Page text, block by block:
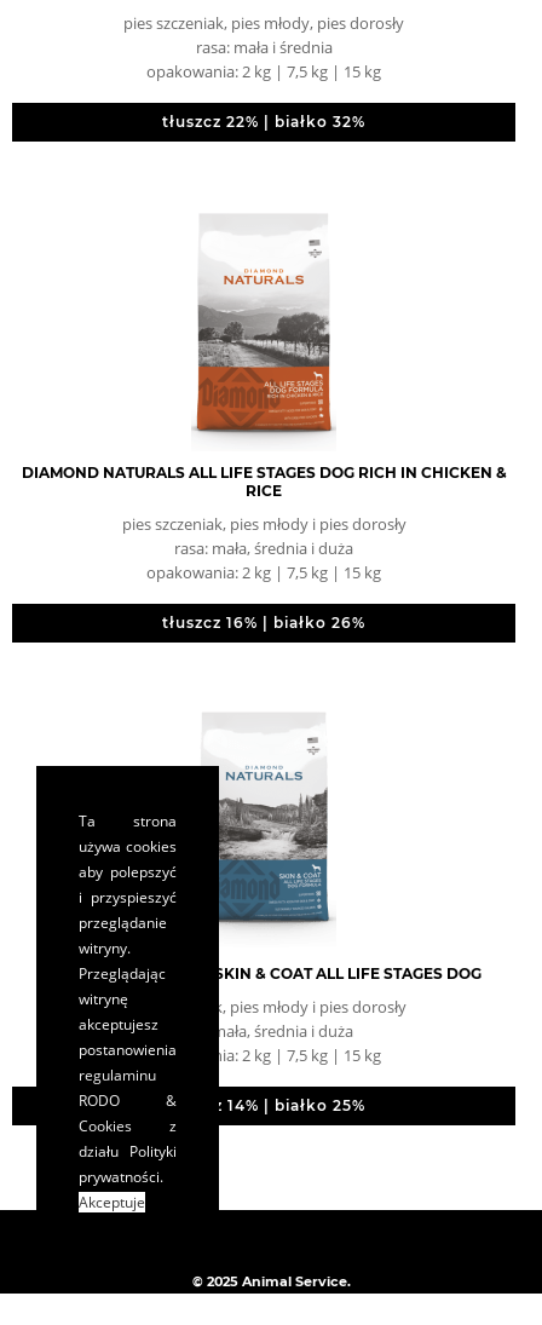
pies szczeniak, pies młody, pies dorosły
rasa: mała i średnia
opakowania: 2 kg | 7,5 kg | 15 kg
tłuszcz 22% | białko 32%
DIAMOND NATURALS ALL LIFE STAGES DOG RICH IN CHICKEN &
RICE
pies szczeniak, pies młody i pies dorosły
rasa: mała, średnia i duża
opakowania: 2 kg | 7,5 kg | 15 kg
tłuszcz 16% | białko 26%
DIAMOND NATURALS SKIN & COAT ALL LIFE STAGES DOG
pies szczeniak, pies młody i pies dorosły
rasa: mała, średnia i duża
opakowania: 2 kg | 7,5 kg | 15 kg
tłuszcz 14% | białko 25%
© 2025 Animal Service.
Ta strona
używa cookies
aby polepszyć
i przyspieszyć
przeglądanie
witryny.
Przeglądając
witrynę
akceptujesz
postanowienia
regulaminu
RODO &
Cookies z
działu Polityki
prywatności.
Akceptuje